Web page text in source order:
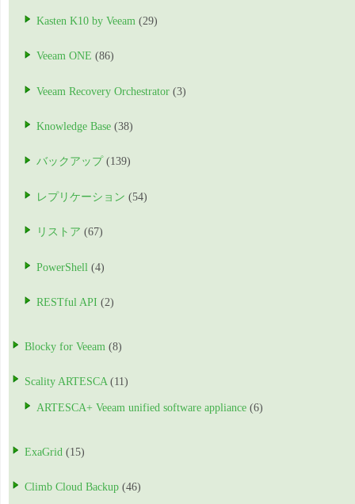
Kasten K10 by Veeam (29)
Veeam ONE (86)
Veeam Recovery Orchestrator (3)
Knowledge Base (38)
バックアップ (139)
レプリケーション (54)
リストア (67)
PowerShell (4)
RESTful API (2)
Blocky for Veeam (8)
Scality ARTESCA (11)
ARTESCA+ Veeam unified software appliance (6)
ExaGrid (15)
Climb Cloud Backup (46)